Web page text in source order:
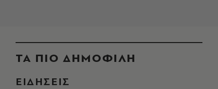
ΤΑ ΠΙΟ ΔΗΜΟΦΙΛΗ
ΕΙΔΗΣΕΙΣ